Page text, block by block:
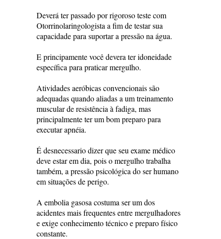
Deverá ter passado por rigoroso teste com
Otorrinolaringologista a fim de testar sua
capacidade para suportar a pressão na água.
E principamente você devera ter idoneidade
específica para praticar mergulho.
Atividades aeróbicas convencionais são
adequadas quando aliadas a um treinamento
muscular de resistência à fadiga, mas
principalmente ter um bom preparo para
executar apnéia.
É desnecessario dizer que seu exame médico
deve estar em dia, pois o mergulho trabalha
também, a pressão psicológica do ser humano
em situações de perigo.
A embolia gasosa costuma ser um dos
acidentes mais frequentes entre mergulhadores
e exige conhecimento técnico e preparo físico
constante.